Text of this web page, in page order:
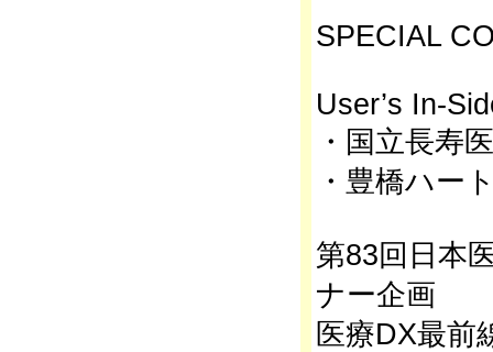
SPECIAL
User’s In-
・国立長寿
・豊橋ハー
第83回日本
ナー企画
医療DX最前